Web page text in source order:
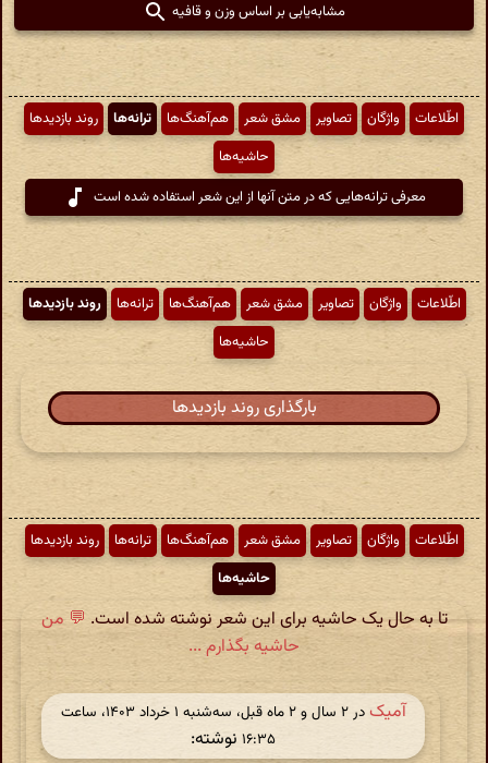
مشابه‌یابی بر اساس وزن و قافیه
اطّلاعات واژگان تصاویر مشق شعر هم‌آهنگ‌ها ترانه‌ها
روند بازدیدها
حاشیه‌ها
معرفی ترانه‌هایی که در متن آنها از این شعر استفاده شده است
اطّلاعات واژگان تصاویر مشق شعر هم‌آهنگ‌ها ترانه‌ها
روند بازدیدها
حاشیه‌ها
بارگذاری روند بازدیدها
اطّلاعات واژگان تصاویر مشق شعر هم‌آهنگ‌ها ترانه‌ها
روند بازدیدها
حاشیه‌ها
تا به حال یک حاشیه برای این شعر نوشته شده است. 💬 من
حاشیه بگذارم ...
آمیک
در ‫۲ سال و ۲ ماه قبل، سه‌شنبه ۱ خرداد ۱۴۰۳، ساعت
۱۶:۳۵ نوشته: